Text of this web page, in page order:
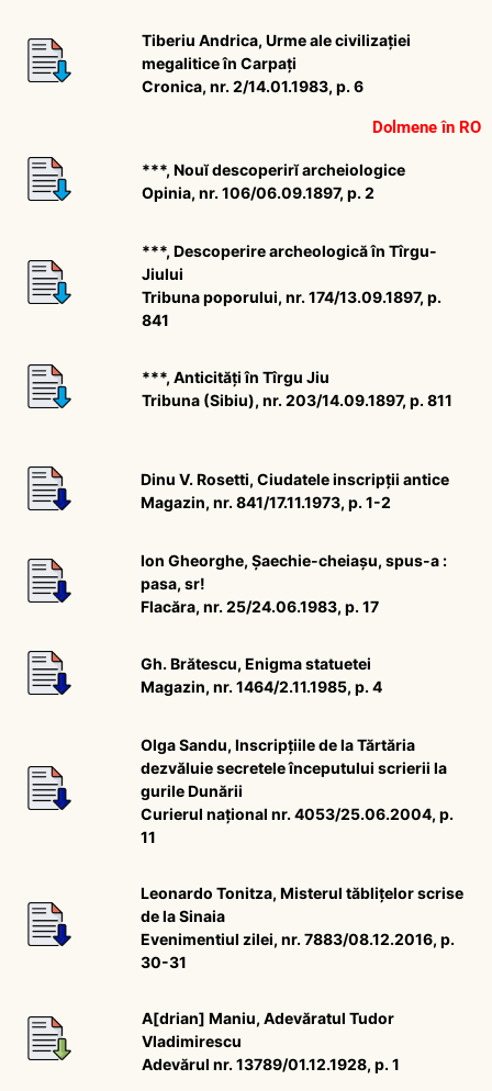
Tiberiu Andrica, Urme ale civilizației
megalitice în Carpați
Cronica, nr. 2/14.01.1983, p. 6
Dolmene în RO
***, Nouĭ descoperirĭ archeiologice
Opinia, nr. 106/06.09.1897, p. 2
***, Descoperire archeologică în Tîrgu-
Jiului
Tribuna poporului, nr. 174/13.09.1897, p.
841
***, Anticităţi în Tîrgu Jiu
Tribuna (Sibiu), nr. 203/14.09.1897, p. 811
Dinu V. Rosetti, Ciudatele inscripții antice
Magazin, nr. 841/17.11.1973, p. 1-2
Ion Gheorghe, Șaechie-cheiaşu, spus-a :
pasa, sr!
Flacăra, nr. 25/24.06.1983, p. 17
Gh. Brătescu, Enigma statuetei
Magazin, nr. 1464/2.11.1985, p. 4
Olga Sandu, Inscripțiile de la Tărtăria
dezvăluie secretele începutului scrierii la
gurile Dunării
Curierul național nr. 4053/25.06.2004, p.
11
Leonardo Tonitza, Misterul tăblițelor scrise
de la Sinaia
Evenimentiul zilei, nr. 7883/08.12.2016, p.
30-31
A[drian] Maniu, Adevăratul Tudor
Vladimirescu
Adevărul nr. 13789/01.12.1928, p. 1